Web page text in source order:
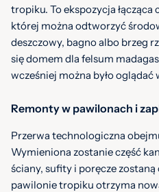
tropiku. To ekspozycja łącząca
której można odtworzyć
deszczowy, bagno albo brzeg
się domem dla felsum
wcześniej można było oglądać
Remonty w pawilonach i
Przerwa technologiczna
Wymieniona zostanie część
ściany, sufity i poręcze
pawilonie tropiku otrzyma